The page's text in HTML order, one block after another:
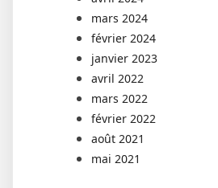
mars 2024
février 2024
janvier 2023
avril 2022
mars 2022
février 2022
août 2021
mai 2021